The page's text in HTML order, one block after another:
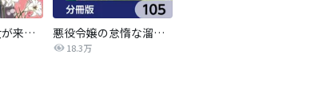
異世界から聖女が来るようなので、邪魔者は消えようと思います【分冊版】 悪役令嬢の怠惰な溜め息【分冊版】
18.3万